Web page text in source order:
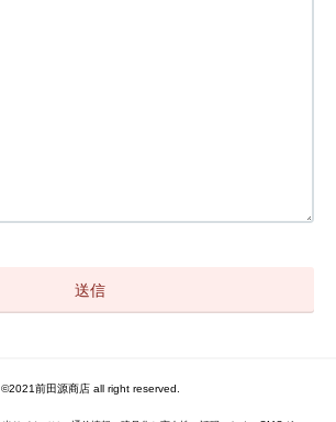
©2021前田源商店 all right reserved.